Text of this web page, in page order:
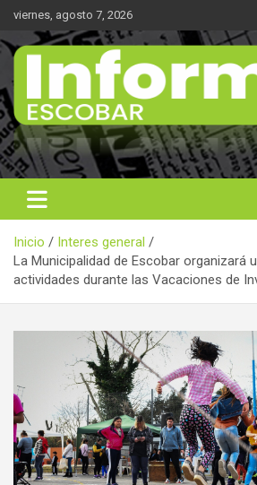
Saltar
contenido
viernes, agosto 7, 2026
Informe 21
Noticas reales
Inicio
Interes general
La Municipalidad de Escobar organizará
actividades durante las Vacaciones de